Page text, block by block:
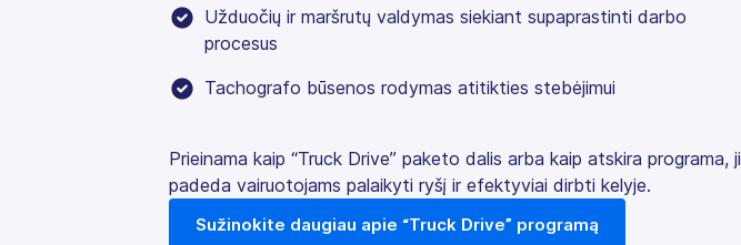
Užduočių ir maršrutų valdymas siekiant supaprastinti darbo
procesus
Tachografo būsenos rodymas atitikties stebėjimui
Prieinama kaip “Truck Drive” paketo dalis arba kaip atskira programa, ji
padeda vairuotojams palaikyti ryšį ir efektyviai dirbti kelyje.
Sužinokite daugiau apie “Truck Drive” programą